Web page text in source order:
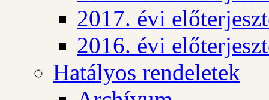
2017. évi
2016. évi
Hatályos rendeletek